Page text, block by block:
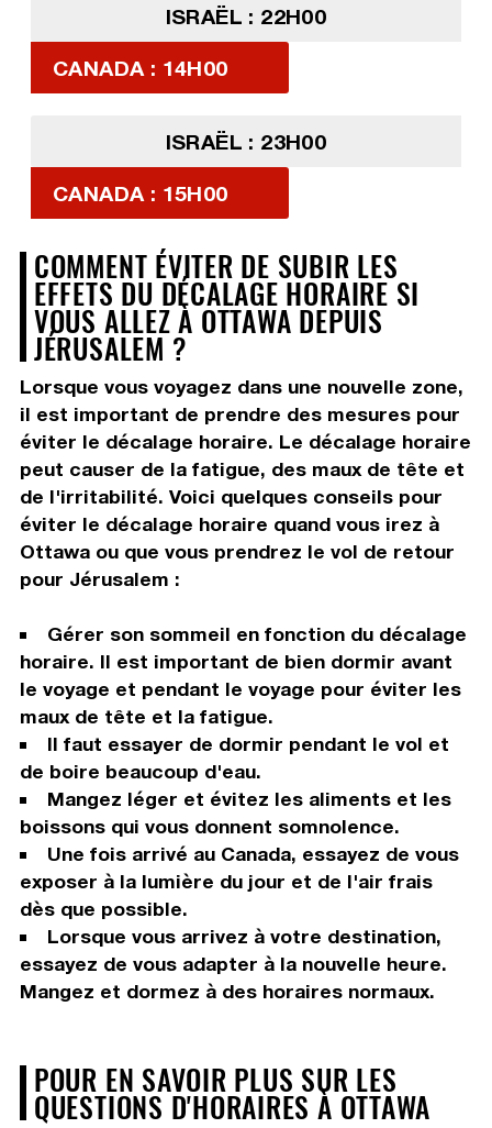
ISRAËL : 22H00
CANADA : 14H00
ISRAËL : 23H00
CANADA : 15H00
COMMENT ÉVITER DE SUBIR LES
EFFETS DU DÉCALAGE HORAIRE SI
VOUS ALLEZ À OTTAWA DEPUIS
JÉRUSALEM ?
Lorsque vous voyagez dans une nouvelle zone,
il est important de prendre des mesures pour
éviter le décalage horaire. Le décalage horaire
peut causer de la fatigue, des maux de tête et
de l'irritabilité. Voici quelques conseils pour
éviter le décalage horaire quand vous irez à
Ottawa ou que vous prendrez le vol de retour
pour Jérusalem :
Gérer son sommeil en fonction du décalage
horaire. Il est important de bien dormir avant
le voyage et pendant le voyage pour éviter les
maux de tête et la fatigue.
Il faut essayer de dormir pendant le vol et
de boire beaucoup d'eau.
Mangez léger et évitez les aliments et les
boissons qui vous donnent somnolence.
Une fois arrivé au Canada, essayez de vous
exposer à la lumière du jour et de l'air frais
dès que possible.
Lorsque vous arrivez à votre destination,
essayez de vous adapter à la nouvelle heure.
Mangez et dormez à des horaires normaux.
POUR EN SAVOIR PLUS SUR LES
QUESTIONS D'HORAIRES À OTTAWA